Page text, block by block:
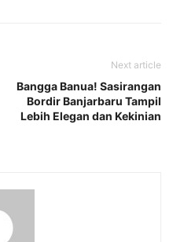
Next article
Bangga Banua! Sasirangan
Bordir Banjarbaru Tampil
Lebih Elegan dan Kekinian